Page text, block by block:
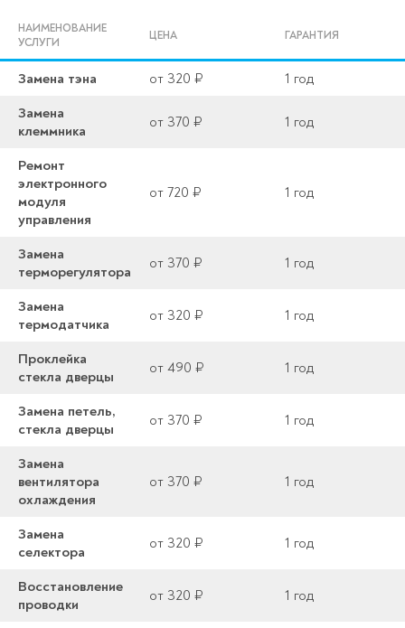
НАИМЕНОВАНИЕ
УСЛУГИ
ЦЕНА ГАРАНТИЯ
Замена тэна от 320 ₽
1 год
Замена
клеммника
от 370 ₽ 1 год
Ремонт
электронного
модуля
управления
от 720 ₽ 1 год
Замена
терморегулятора
от 370 ₽ 1 год
Замена
термодатчика
от 320 ₽ 1 год
Проклейка
стекла дверцы
от 490 ₽ 1 год
Замена петель,
стекла дверцы
от 370 ₽ 1 год
Замена
вентилятора
охлаждения
от 370 ₽ 1 год
Замена
селектора
от 320 ₽ 1 год
Восстановление
проводки
от 320 ₽ 1 год